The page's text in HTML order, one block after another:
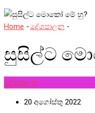
Home -දේශපාලන -
සුසිල්ට
දේශපාලන
20 අගෝස්තු 2022